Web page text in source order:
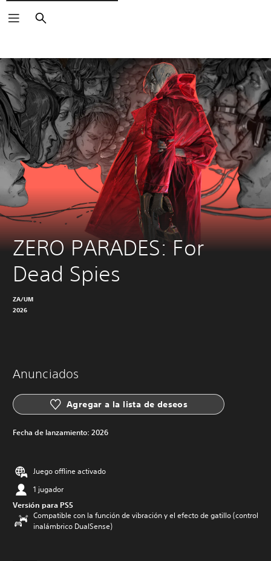
Buscar
ZERO PARADES: For
Dead Spies
ZA/UM
2026
Anunciados
Agregar a la lista de deseos
Fecha de lanzamiento: 2026
Juego offline activado
1 jugador
Versión para PS5
Compatible con la función de vibración y el efecto de gatillo (control
inalámbrico DualSense)